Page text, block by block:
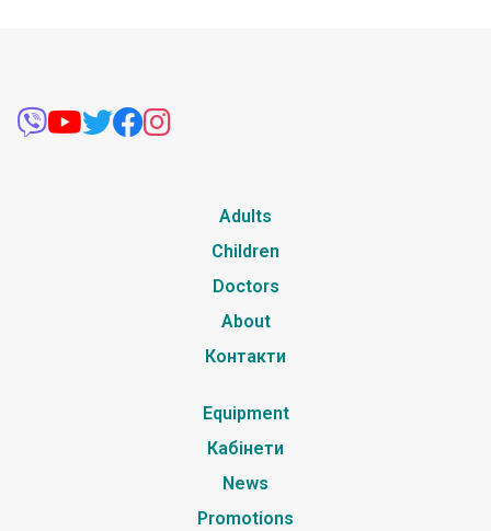
Adults
Children
Doctors
About
Контакти
Equipment
Кабінети
News
Promotions